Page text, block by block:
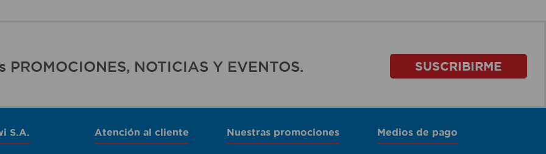
NOTICIAS Y EVENTOS. SUSCRIBIRME
S.A. Atención al cliente Nuestras promociones Medios de pago